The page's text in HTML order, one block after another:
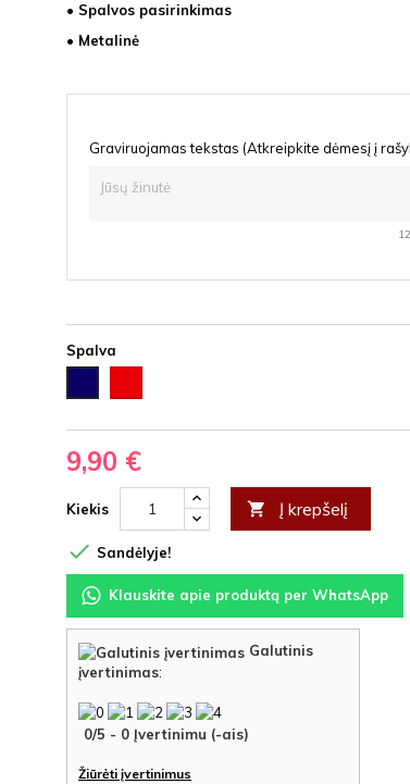
• Spalvos pasirinkimas
• Metalinė
Graviruojamas tekstas (Atkreipkite dėmesį į
Spalva
mėlyna
9,90 €
Kiekis  Į krepšelį
 Sandėlyje!
Klauskite apie produktą per WhatsApp
Galutinis
įvertinimas:
0/5 - 0 Įvertinimu (-ais)
Žiūrėti įvertinimus